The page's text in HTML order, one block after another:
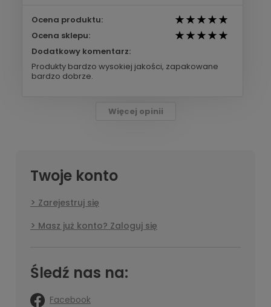
Ocena produktu:
Ocena sklepu:
Dodatkowy komentarz:
Produkty bardzo wysokiej jakości, zapakowane
bardzo dobrze.
Więcej opinii
Twoje konto
Zarejestruj się
Masz już konto? Zaloguj się
Śledź nas na:
Facebook